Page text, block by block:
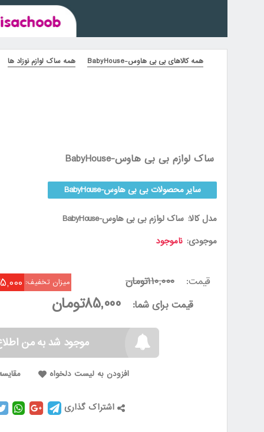
همه کالاهای بی بی هاوس-BabyHouse همه ساک لوازم نوزاد ها
ساک لوازم بی بی هاوس-BabyHouse
سایر محصولات بی بی هاوس-BabyHouse
مدل کالا: ساک لوازم بی بی هاوس-BabyHouse
موجودی: ناموجود
قیمت: 110,000تومان میزان تخفیف:
قیمت برای شما: 85,000تومان
موجود شد به من
افزودن به لیست دلخواه
اشتراک گذاری